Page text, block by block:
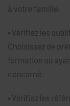
à votre famille.
• Vérifiez les
Choisissez de
formation ou
concerné.
• Vérifiez les